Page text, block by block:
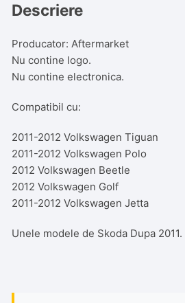
Descriere
Producator: Aftermarket
Nu contine logo.
Nu contine electronica.
Compatibil cu:
2011-2012 Volkswagen Tiguan
2011-2012 Volkswagen Polo
2012 Volkswagen Beetle
2012 Volkswagen Golf
2011-2012 Volkswagen Jetta
Unele modele de Skoda Dupa 2011.